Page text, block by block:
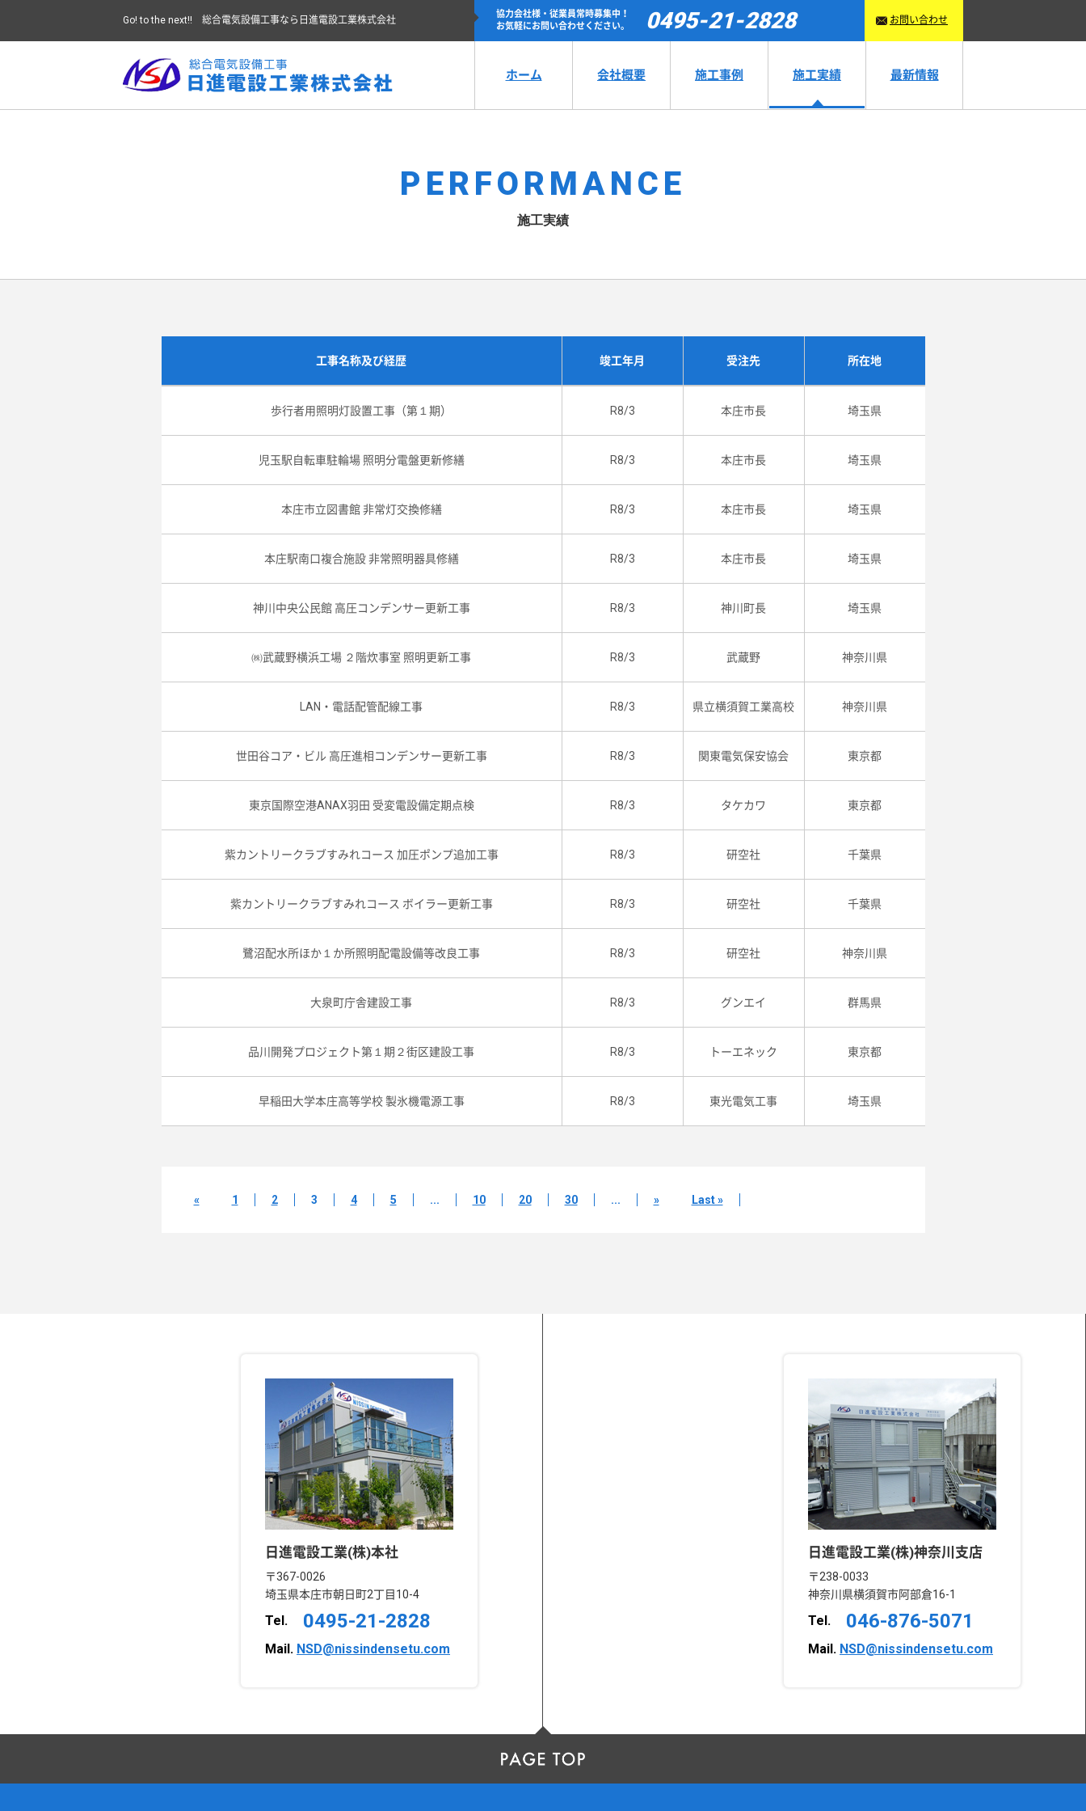
Go! to the next!! 総合電気設備工事なら日進電設工業株式会社
協力会社様・従業員常時募集中！
お気軽にお問い合わせください。
0495-21-2828 お問い合わせ
ホーム 会社概要 施工事例 施工実績 最新情報
PERFORMANCE
施工実績
工事名称及び経歴 竣工年月 受注先 所在地
歩行者用照明灯設置工事（第１期） R8/3 本庄市長 埼玉県
児玉駅自転車駐輪場 照明分電盤更新修繕 R8/3 本庄市長 埼玉県
本庄市立図書館 非常灯交換修繕 R8/3 本庄市長 埼玉県
本庄駅南口複合施設 非常照明器具修繕 R8/3 本庄市長 埼玉県
神川中央公民館 高圧コンデンサー更新工事 R8/3 神川町長 埼玉県
㈱武蔵野横浜工場 ２階炊事室 照明更新工事 R8/3 武蔵野 神奈川県
LAN・電話配管配線工事 R8/3 県立横須賀工業高校 神奈川県
世田谷コア・ビル 高圧進相コンデンサー更新工事 R8/3 関東電気保安協会 東京都
東京国際空港ANAX羽田 受変電設備定期点検 R8/3 タケカワ 東京都
紫カントリークラブすみれコース 加圧ポンプ追加工事 R8/3 研空社 千葉県
紫カントリークラブすみれコース ボイラー更新工事 R8/3 研空社 千葉県
鷺沼配水所ほか１か所照明配電設備等改良工事 R8/3 研空社 神奈川県
大泉町庁舎建設工事 R8/3 グンエイ 群馬県
品川開発プロジェクト第１期２街区建設工事 R8/3 トーエネック 東京都
早稲田大学本庄高等学校 製氷機電源工事 R8/3 東光電気工事 埼玉県
« 1 2 3 4 5 ... 10 20 30 ... » Last »
日進電設工業(株)本社
〒367-0026
埼玉県本庄市朝日町2丁目10-4
Tel. 0495-21-2828
Mail. NSD@nissindensetu.com
日進電設工業(株)神奈川支店
〒238-0033
神奈川県横須賀市阿部倉16-1
Tel. 046-876-5071
Mail. NSD@nissindensetu.com